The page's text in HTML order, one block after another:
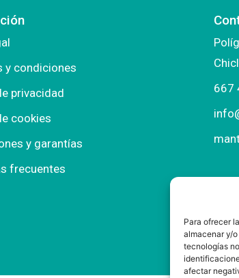
Para ofrecer
almacenar y/
tecnologías
afectar
y condiciones
privacidad
cookies
y garantías
frecuentes
667